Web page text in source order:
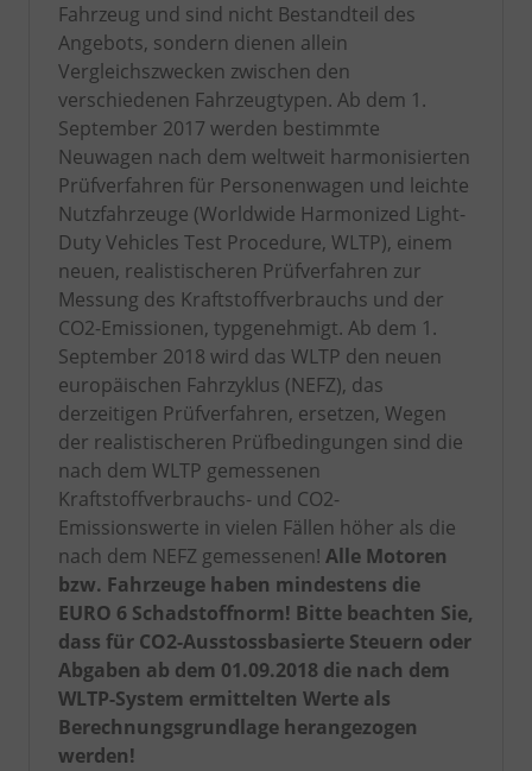
Fahrzeug und sind nicht Bestandteil des
Angebots, sondern dienen allein
Vergleichszwecken zwischen den
verschiedenen Fahrzeugtypen. Ab dem 1.
September 2017 werden bestimmte
Neuwagen nach dem weltweit harmonisierten
Prüfverfahren für Personenwagen und leichte
Nutzfahrzeuge (Worldwide Harmonized Light-
Duty Vehicles Test Procedure, WLTP), einem
neuen, realistischeren Prüfverfahren zur
Messung des Kraftstoffverbrauchs und der
CO2-Emissionen, typgenehmigt. Ab dem 1.
September 2018 wird das WLTP den neuen
europäischen Fahrzyklus (NEFZ), das
derzeitigen Prüfverfahren, ersetzen, Wegen
der realistischeren Prüfbedingungen sind die
nach dem WLTP gemessenen
Kraftstoffverbrauchs- und CO2-
Emissionswerte in vielen Fällen höher als die
nach dem NEFZ gemessenen! Alle Motoren
bzw. Fahrzeuge haben mindestens die
EURO 6 Schadstoffnorm! Bitte beachten Sie,
dass für CO2-Ausstossbasierte Steuern oder
Abgaben ab dem 01.09.2018 die nach dem
WLTP-System ermittelten Werte als
Berechnungsgrundlage herangezogen
werden!